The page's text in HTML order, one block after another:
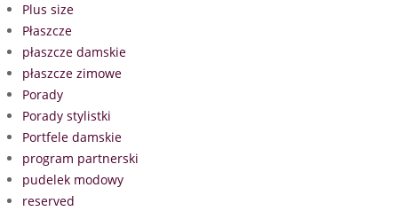
Plus size
Płaszcze
płaszcze damskie
płaszcze zimowe
Porady
Porady stylistki
Portfele damskie
program partnerski
pudelek modowy
reserved